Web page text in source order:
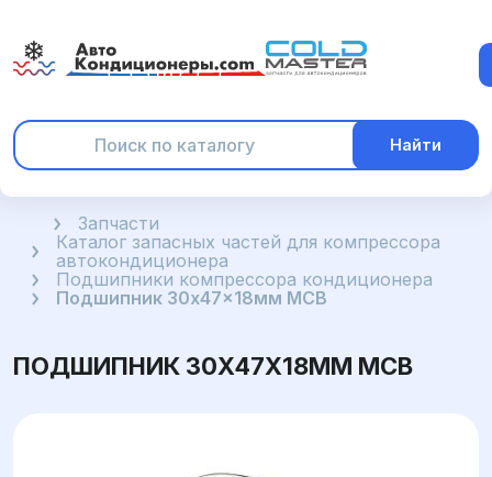
Найти
ГлавнаяЗапчасти
Каталог запасных частей для компрессора
автокондиционера
Подшипники компрессора кондиционера
Подшипник 30x47x18мм MCB
ПОДШИПНИК 30X47X18ММ MCB